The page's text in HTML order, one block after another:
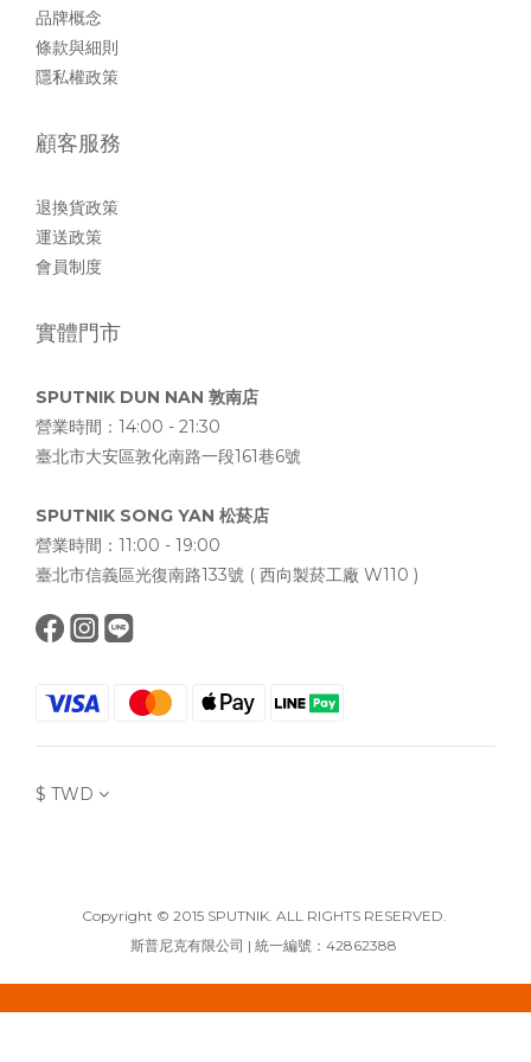
品牌概念
條款與細則
隱私權政策
顧客服務
退換貨政策
運送政策
會員制度
實體門市
SPUTNIK DUN NAN 敦南店
營業時間：14:00 - 21:30
臺北市大安區敦化南路一段161巷6號
SPUTNIK SONG YAN 松菸店
營業時間：11:00 - 19:00
臺北市信義區光復南路133號 ( 西向製菸工廠 W110 )
$ TWD
Copyright © 2015 SPUTNIK. ALL RIGHTS RESERVED.
斯普尼克有限公司 | 統一編號：42862388